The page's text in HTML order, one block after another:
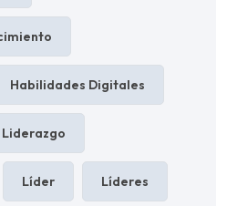
Habilidades Digitales
Liderazgo
Líder Líderes